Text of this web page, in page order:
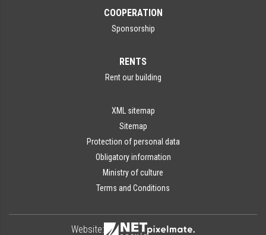
COOPERATION
Sponsorship
RENTS
Rent our building
XML sitemap
Sitemap
Protection of personal data
Obligatory information
Ministry of culture
Terms and Conditions
Website: